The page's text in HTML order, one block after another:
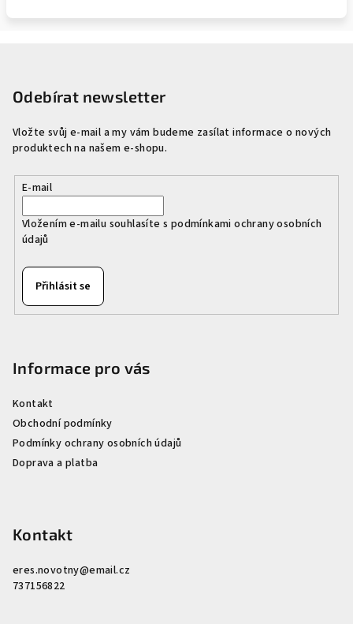
Odebírat newsletter
Vložte svůj e-mail a my vám budeme zasílat informace o nových
produktech na našem e-shopu.
E-mail
Vložením e-mailu souhlasíte s podmínkami ochrany osobních
údajů
Přihlásit se
Informace pro vás
Kontakt
Obchodní podmínky
Podmínky ochrany osobních údajů
Doprava a platba
Kontakt
eres.novotny@email.cz
737156822